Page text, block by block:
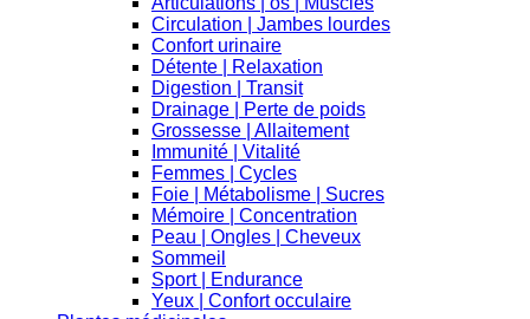
Circulation | Jambes lourdes
Confort urinaire
Détente | Relaxation
Digestion | Transit
Drainage | Perte de poids
Grossesse | Allaitement
Immunité | Vitalité
Femmes | Cycles
Foie | Métabolisme | Sucres
Mémoire | Concentration
Peau | Ongles | Cheveux
Sommeil
Sport | Endurance
Yeux | Confort occulaire